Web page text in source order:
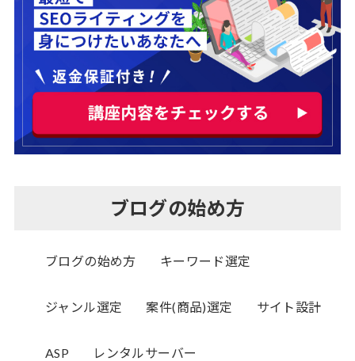
ブログの始め方
ブログの始め方 キーワード選定
ジャンル選定 案件(商品)選定 サイト設計
ASP レンタルサーバー